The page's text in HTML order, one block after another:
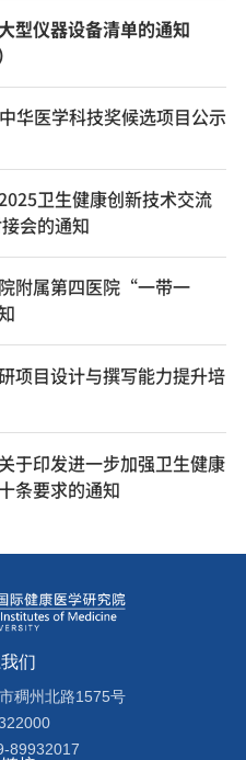
型仪器设备清单的通知
华医学科技奖候选项目公示
卫生健康创新技术交流
会的通知
附属第四医院“一带一
项目设计与撰写能力提升培
于印发进一步加强卫生健康
条要求的通知
们
稠州北路1575号
89932017